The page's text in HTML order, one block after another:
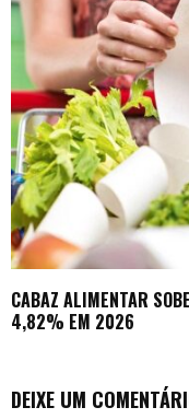
CABAZ ALIMENTAR
4,82% EM 2026
DEIXE UM